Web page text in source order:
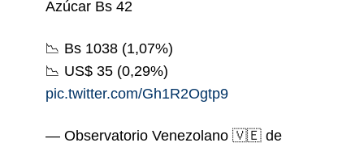
Azúcar Bs 42
📉 Bs 1038 (1,07%)
📉 US$ 35 (0,29%)
pic.twitter.com/Gh1R2Ogtp9
— Observatorio Venezolano 🇻🇪 de